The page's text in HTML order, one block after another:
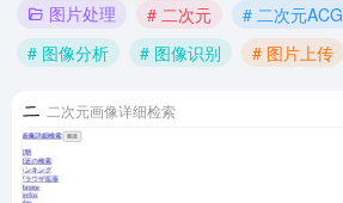
图片处理 # 二次元 # 二次元ACG
# 图像分析
# 图像识别 # 图片上传
二次元画像详细检索